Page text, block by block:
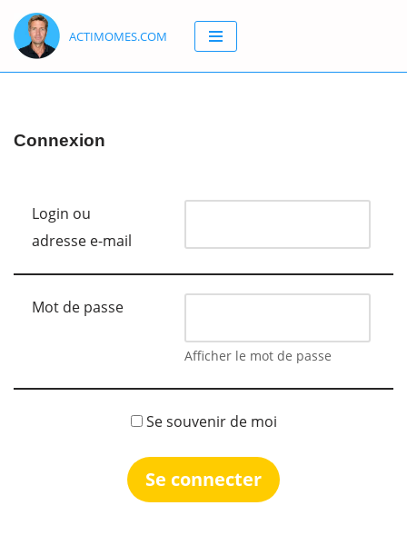
Aller
au
ACTIMOMES.COM
Connexion
Login ou
adresse e-mail
Mot de passe
Afficher le mot de passe
Se souvenir de moi